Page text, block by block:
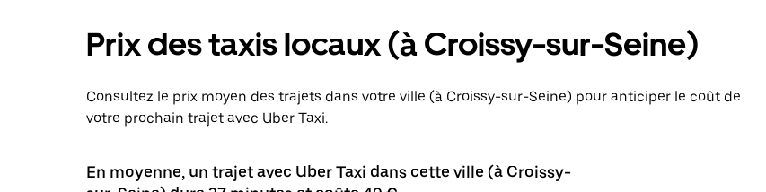
Prix des taxis locaux (à Croissy-sur-Seine)
Consultez le prix moyen des trajets dans votre ville (à Croissy-sur-Seine) pour anticiper le coût de
votre prochain trajet avec Uber Taxi.
En moyenne, un trajet avec Uber Taxi dans cette ville (à Croissy-